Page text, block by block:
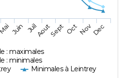
: maximales
: minimales
Minimales à Leintrey
Juin JuilAoutSept OctNovDec